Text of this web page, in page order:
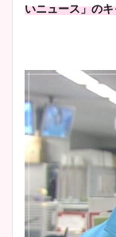
いニュース」の